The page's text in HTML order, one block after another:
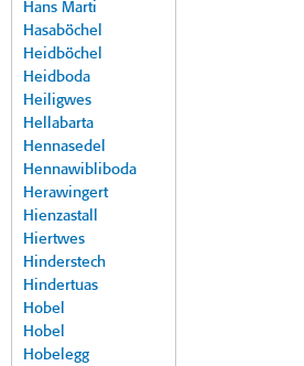
Hans Marti
Hasaböchel
Heidböchel
Heidboda
Heiligwes
Hellabarta
Hennasedel
Hennawibliboda
Herawingert
Hienzastall
Hiertwes
Hinderstech
Hindertuas
Hobel
Hobel
Hobelegg